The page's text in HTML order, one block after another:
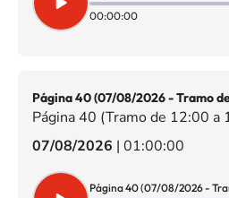
00:00:00
Página 40 (07/08/2026 - Tramo
Página 40 (Tramo de 12:00 a
07/08/2026 | 01:00:00